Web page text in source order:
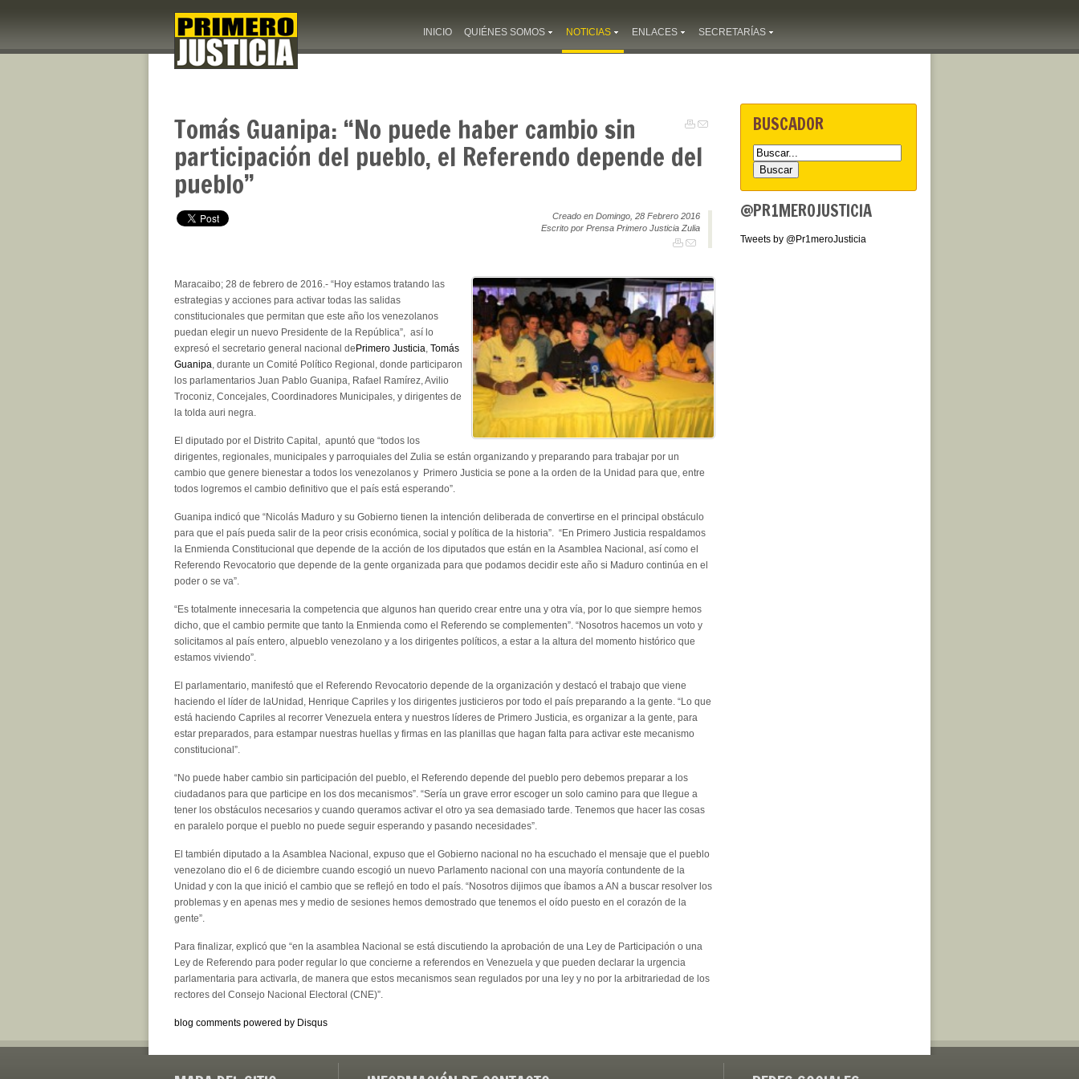
INICIO QUIÉNES SOMOS NOTICIAS ENLACES SECRETARÍAS
Tomás Guanipa: “No puede haber cambio sin
participación del pueblo, el Referendo depende del
pueblo”
Creado en Domingo, 28 Febrero 2016
Escrito por Prensa Primero Justicia Zulia
Maracaibo; 28 de febrero de 2016.- “Hoy estamos tratando las
estrategias y acciones para activar todas las salidas
constitucionales que permitan que este año los venezolanos
puedan elegir un nuevo Presidente de la República”, así lo
expresó el secretario general nacional dePrimero Justicia Tomás
Guanipa , durante un Comité Político Regional, donde participaron
los parlamentarios Juan Pablo Guanipa, Rafael Ramírez, Avilio
Troconiz, Concejales, Coordinadores Municipales, y dirigentes de
la tolda auri negra.
El diputado por el Distrito Capital, apuntó que “todos los
dirigentes, regionales, municipales y parroquiales del Zulia se están organizando y preparando para trabajar por un
cambio que genere bienestar a todos los venezolanos y Primero Justicia se pone a la orden de la Unidad para que, entre
todos logremos el cambio definitivo que el país está esperando”.
Guanipa indicó que “Nicolás Maduro y su Gobierno tienen la intención deliberada de convertirse en el principal obstáculo
para que el país pueda salir de la peor crisis económica, social y política de la historia”. “En Primero Justicia respaldamos
la Enmienda Constitucional que depende de la acción de los diputados que están en la Asamblea Nacional, así como el
Referendo Revocatorio que depende de la gente organizada para que podamos decidir este año si Maduro continúa en el
poder o se va”.
“Es totalmente innecesaria la competencia que algunos han querido crear entre una y otra vía, por lo que siempre hemos
dicho, que el cambio permite que tanto la Enmienda como el Referendo se complementen”. “Nosotros hacemos un voto y
solicitamos al país entero, alpueblo venezolano y a los dirigentes políticos, a estar a la altura del momento histórico que
estamos viviendo”.
El parlamentario, manifestó que el Referendo Revocatorio depende de la organización y destacó el trabajo que viene
haciendo el líder de laUnidad, Henrique Capriles y los dirigentes justicieros por todo el país preparando a la gente. “Lo que
está haciendo Capriles al recorrer Venezuela entera y nuestros líderes de Primero Justicia, es organizar a la gente, para
estar preparados, para estampar nuestras huellas y firmas en las planillas que hagan falta para activar este mecanismo
constitucional”.
“No puede haber cambio sin participación del pueblo, el Referendo depende del pueblo pero debemos preparar a los
ciudadanos para que participe en los dos mecanismos”. “Sería un grave error escoger un solo camino para que llegue a
tener los obstáculos necesarios y cuando queramos activar el otro ya sea demasiado tarde. Tenemos que hacer las cosas
en paralelo porque el pueblo no puede seguir esperando y pasando necesidades”.
El también diputado a la Asamblea Nacional, expuso que el Gobierno nacional no ha escuchado el mensaje que el pueblo
venezolano dio el 6 de diciembre cuando escogió un nuevo Parlamento nacional con una mayoría contundente de la
Unidad y con la que inició el cambio que se reflejó en todo el país. “Nosotros dijimos que íbamos a AN a buscar resolver los
problemas y en apenas mes y medio de sesiones hemos demostrado que tenemos el oído puesto en el corazón de la
gente”.
Para finalizar, explicó que “en la asamblea Nacional se está discutiendo la aprobación de una Ley de Participación o una
Ley de Referendo para poder regular lo que concierne a referendos en Venezuela y que pueden declarar la urgencia
parlamentaria para activarla, de manera que estos mecanismos sean regulados por una ley y no por la arbitrariedad de los
rectores del Consejo Nacional Electoral (CNE)”.
blog comments powered by Disqus
BUSCADOR
@PR1MEROJUSTICIA
Tweets by @Pr1meroJusticia